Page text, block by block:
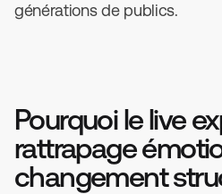
générations de publics.
Pourquoi le live
rattrapage
changement